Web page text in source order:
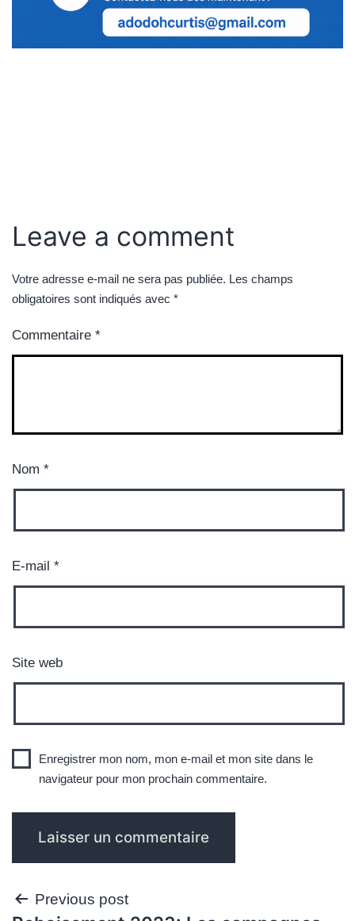
Leave a comment
Votre adresse e-mail ne sera pas publiée. Les champs
obligatoires sont indiqués avec *
Commentaire *
Nom *
E-mail *
Site web
Enregistrer mon nom, mon e-mail et mon site dans le
navigateur pour mon prochain commentaire.
Navigation
Previous post